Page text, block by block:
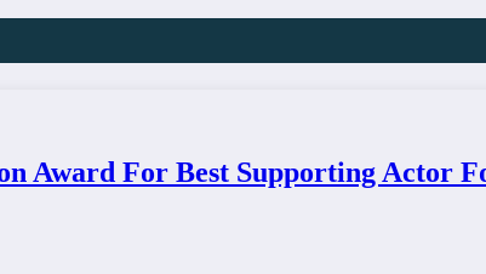
Award For Best Supporting Actor